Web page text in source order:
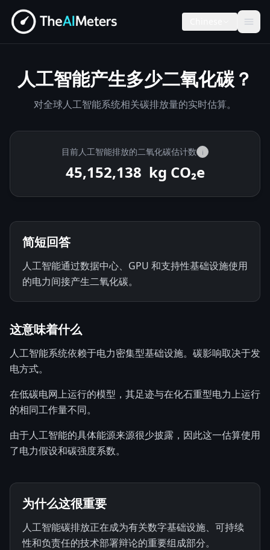
人工智能产生多少二氧化碳？
对全球人工智能系统相关碳排放量的实时估算。
目前人工智能排放的二氧化碳估计数 i
45,152,272 kg CO₂e
简短回答
人工智能通过数据中心、GPU 和支持性基础设施使用
的电力间接产生二氧化碳。
这意味着什么
人工智能系统依赖于电力密集型基础设施。碳影响取决于发
电方式。
在低碳电网上运行的模型，其足迹与在化石重型电力上运行
的相同工作量不同。
由于人工智能的具体能源来源很少披露，因此这一估算使用
了电力假设和碳强度系数。
为什么这很重要
人工智能碳排放正在成为有关数字基础设施、可持续
性和负责任的技术部署辩论的重要组成部分。